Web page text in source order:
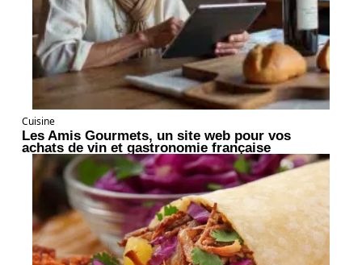
Cuisine
Les Amis Gourmets, un site web pour vos
achats de vin et gastronomie française